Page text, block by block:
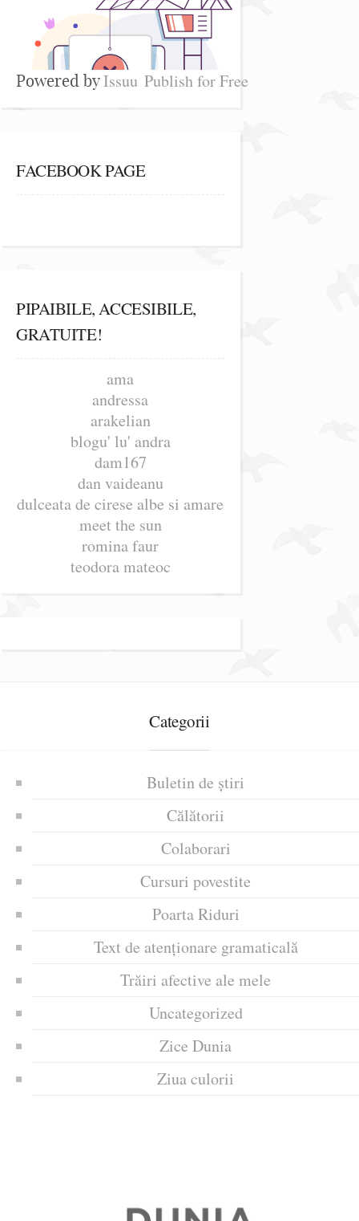
Powered byIssuu Publish for Free
FACEBOOK PAGE
PIPAIBILE, ACCESIBILE,
GRATUITE!
ama
andressa
arakelian
blogu' lu' andra
dam167
dan vaideanu
dulceata de cirese albe si amare
meet the sun
romina faur
teodora mateoc
Categorii
Buletin de știri
Călătorii
Colaborari
Cursuri povestite
Poarta Riduri
Text de atenționare gramaticală
Trăiri afective ale mele
Uncategorized
Zice Dunia
Ziua culorii